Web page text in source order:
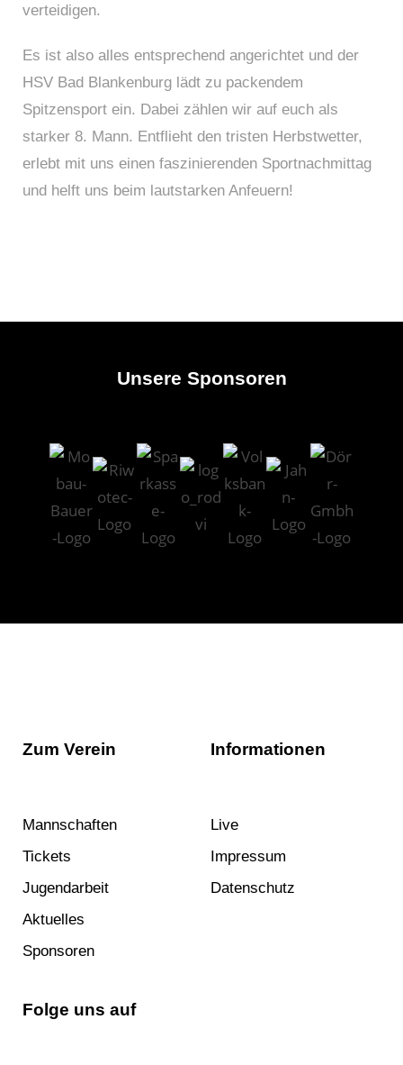
verteidigen.
Es ist also alles entsprechend angerichtet und der
HSV Bad Blankenburg lädt zu packendem
Spitzensport ein. Dabei zählen wir auf euch als
starker 8. Mann. Entflieht den tristen Herbstwetter,
erlebt mit uns einen faszinierenden Sportnachmittag
und helft uns beim lautstarken Anfeuern!
Unsere Sponsoren
Zum Verein
Mannschaften
Tickets
Jugendarbeit
Aktuelles
Sponsoren
Informationen
Live
Impressum
Datenschutz
Folge uns auf